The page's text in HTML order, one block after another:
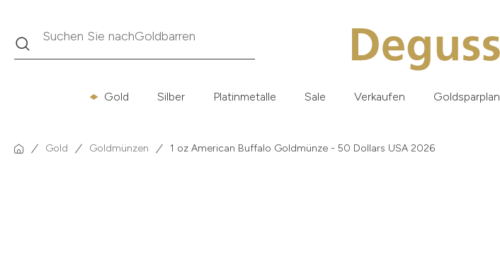
Suche Suchen Sie nachKrügerrand
Gold Silber Platinmetalle Sale Verkaufen Goldsparplan
Gold Goldmünzen 1 oz American Buffalo Goldmünze - 50 Dollars USA 2026